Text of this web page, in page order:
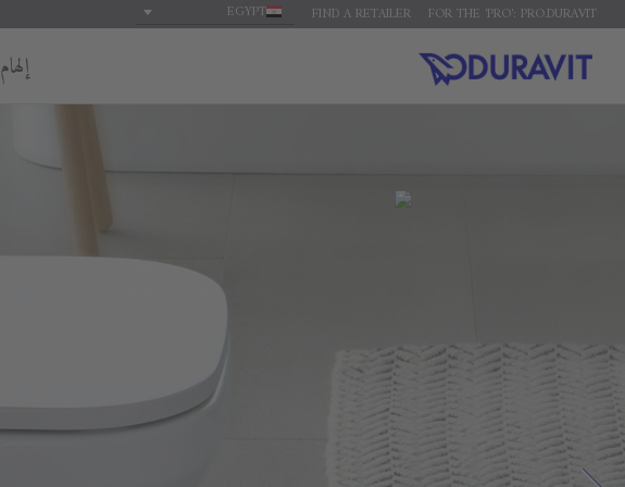
FOR THE 'PRO': PRO.DURAVIT
FIND A RETAILER
EGYPT
إلهام